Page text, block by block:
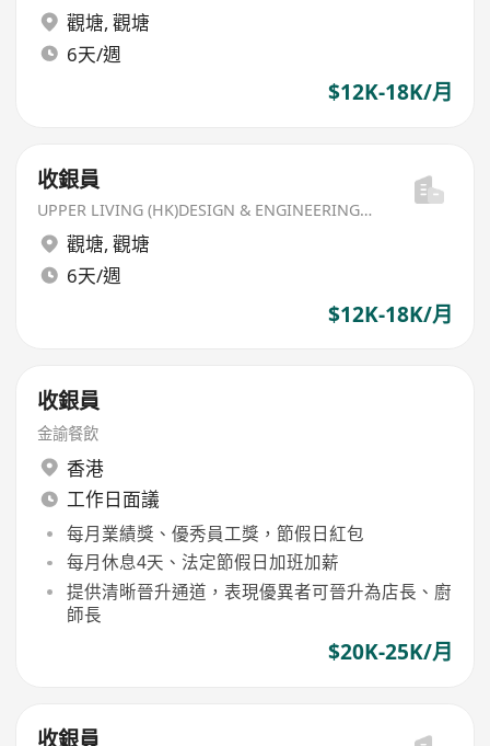
觀塘, 觀塘
6天/週
$12K-18K/月
收銀員
UPPER LIVING (HK)DESIGN & ENGINEERING LIMITED
觀塘, 觀塘
6天/週
$12K-18K/月
收銀員
金諭餐飲
香港
工作日面議
每月業績獎、優秀員工獎，節假日紅包
每月休息4天、法定節假日加班加薪
提供清晰晉升通道，表現優異者可晉升為店長、廚
師長
$20K-25K/月
收銀員